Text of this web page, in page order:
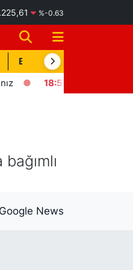
%-0.63
BİK İLAN
18:57 Erdemli'de Deprem!